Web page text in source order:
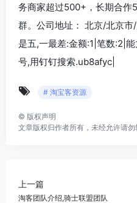
务商家超过500+，长期合作
群。公司地址： 北京/北京
是五,一最差:金额:1|笔数:2|
号,用钉钉搜索.ub8afyc|
# 淘宝客资源
© 版权声明
文章版权归作者所有，未经允许请勿
上一篇
淘客团队介绍,骑士联盟团队